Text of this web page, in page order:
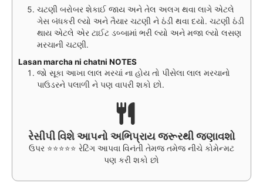
ચટણી બરોબર શેકાઈ જાય અને તેલ અલગ થવા લાગે એટલે
ગેસ બંધકરી લ્યો અને તૈયાર ચટણી ને ઠંડી થવા દયો. ચટણી ઠંડી
થાય એટલે એર ટાઈટ ડબ્બામાં ભરી લ્યો અને મજા લ્યો લસણ
મરચાની ચટણી.
Lasan marcha ni chatni NOTES
જો સૂકા આખા લાલ મરચાં ના હોય તો પીસેલા લાલ મરચાનો
પાઉડરને પલાળી ને પણ વાપરી શકો છો.
રેસીપી વિશે આપનો અભિપ્રાય જરૂરથી જણાવશો
ઉપર ⭐⭐⭐⭐⭐ રેટિંગ આપવા વિનંતી તેમજ તમેજ નીચે કોમેન્મટ
પણ કરી શકો છો